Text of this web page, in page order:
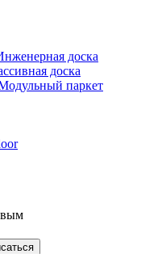
доска
доска
паркет